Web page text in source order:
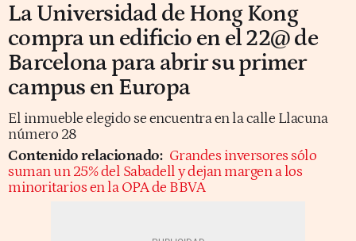
La Universidad de Hong Kong
compra un edificio en el 22@ de
Barcelona para abrir su primer
campus en Europa
El inmueble elegido se encuentra en la calle Llacuna
número 28
Contenido relacionado: Grandes inversores sólo
suman un 25% del Sabadell y dejan margen a los
minoritarios en la OPA de BBVA